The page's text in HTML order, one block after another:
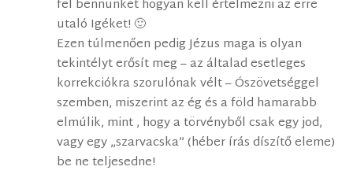
fel bennünket hogyan kell értelmezni az erre
utaló Igéket! 🙂
Ezen túlmenően pedig Jézus maga is olyan
tekintélyt erősít meg – az általad esetleges
korrekciókra szorulónak vélt – Ószövetséggel
szemben, miszerint az ég és a föld hamarabb
elmúlik, mint , hogy a törvényből csak egy jod,
vagy egy „szarvacska” (héber írás díszítő eleme)
be ne teljesedne!